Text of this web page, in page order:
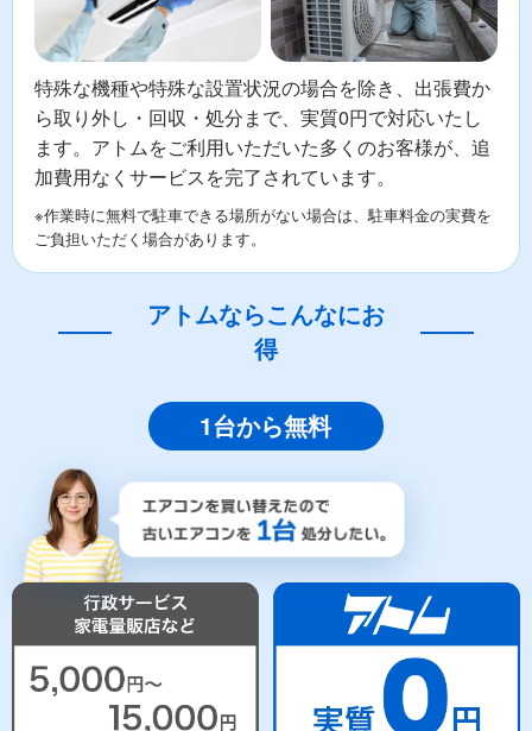
特殊な機種や特殊な設置状況の場合を除き、出張費か
ら取り外し・回収・処分まで、実質0円で対応いたし
ます。アトムをご利用いただいた多くのお客様が、追
加費用なくサービスを完了されています。
※作業時に無料で駐車できる場所がない場合は、駐車料金の実費を
ご負担いただく場合があります。
アトムならこんなにお
得
1台から無料